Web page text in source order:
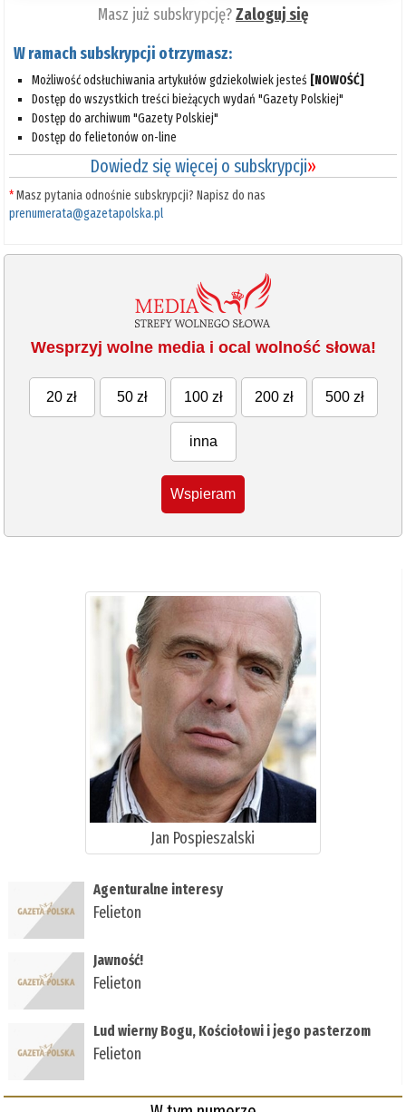
Masz już subskrypcję?Zaloguj się
W ramach subskrypcji otrzymasz:
Możliwość odsłuchiwania artykułów gdziekolwiek jesteś [NOWOŚĆ]
Dostęp do wszystkich treści bieżących wydań "Gazety Polskiej"
Dostęp do archiwum "Gazety Polskiej"
Dostęp do felietonów on-line
Dowiedz się więcej o subskrypcji»
*Masz pytania odnośnie subskrypcji? Napisz do nas
prenumerata@gazetapolska.pl
Wesprzyj wolne media i ocal wolność słowa!
20 zł 50 zł 100 zł 200 zł 500 zł
inna
Wspieram
Jan Pospieszalski
Agenturalne interesy
Felieton
Jawność!
Felieton
Lud wierny Bogu, Kościołowi i jego pasterzom
Felieton